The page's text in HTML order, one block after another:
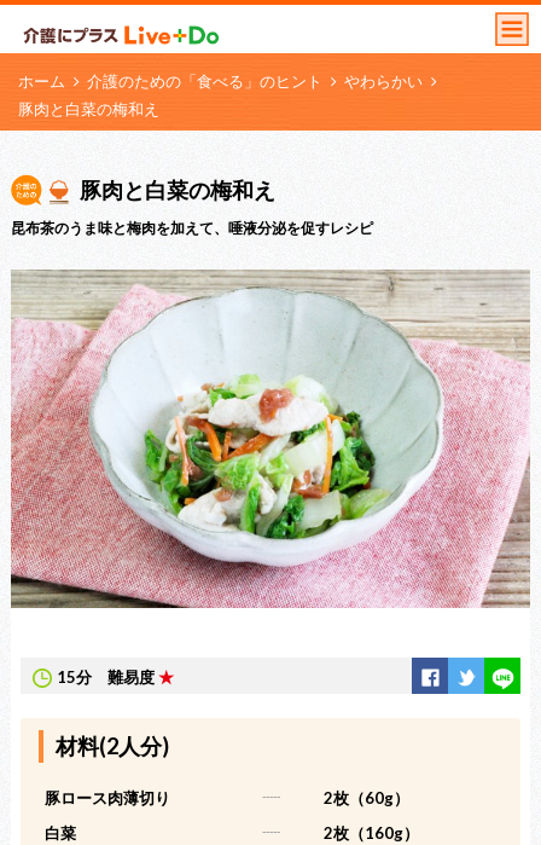
ホーム 介護のための「食べる」のヒント
やわらかい
豚肉と白菜の梅和え
豚肉と白菜の梅和え
昆布茶のうま味と梅肉を加えて、唾液分泌を促すレシピ
15分 難易度★
材料(2人分)
豚ロース肉薄切り -----
2枚（60g）
白菜
-----
2枚（160g）